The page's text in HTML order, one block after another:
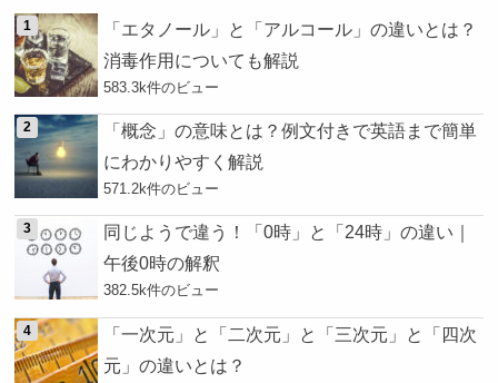
「エタノール」と「アルコール」の違いとは？
消毒作用についても解説
583.3k件のビュー
「概念」の意味とは？例文付きで英語まで簡単
にわかりやすく解説
571.2k件のビュー
同じようで違う！「0時」と「24時」の違い｜
午後0時の解釈
382.5k件のビュー
「一次元」と「二次元」と「三次元」と「四次
元」の違いとは？